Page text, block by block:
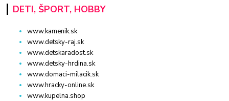
DETI, ŠPORT, HOBBY
www.kamenik.sk
www.detsky-raj.sk
www.detskaradost.sk
www.detsky-hrdina.sk
www.domaci-milacik.sk
www.hracky-online.sk
www.kupelna.shop